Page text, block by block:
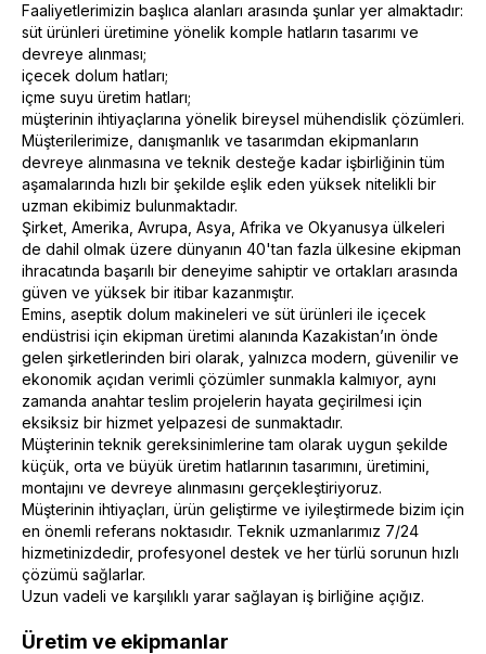
Faaliyetlerimizin başlıca alanları arasında şunlar yer almaktadır:
süt ürünleri üretimine yönelik komple hatların tasarımı ve
devreye alınması;
içecek dolum hatları;
içme suyu üretim hatları;
müşterinin ihtiyaçlarına yönelik bireysel mühendislik çözümleri.
Müşterilerimize, danışmanlık ve tasarımdan ekipmanların
devreye alınmasına ve teknik desteğe kadar işbirliğinin tüm
aşamalarında hızlı bir şekilde eşlik eden yüksek nitelikli bir
uzman ekibimiz bulunmaktadır.
Şirket, Amerika, Avrupa, Asya, Afrika ve Okyanusya ülkeleri
de dahil olmak üzere dünyanın 40'tan fazla ülkesine ekipman
ihracatında başarılı bir deneyime sahiptir ve ortakları arasında
güven ve yüksek bir itibar kazanmıştır.
Emins, aseptik dolum makineleri ve süt ürünleri ile içecek
endüstrisi için ekipman üretimi alanında Kazakistan’ın önde
gelen şirketlerinden biri olarak, yalnızca modern, güvenilir ve
ekonomik açıdan verimli çözümler sunmakla kalmıyor, aynı
zamanda anahtar teslim projelerin hayata geçirilmesi için
eksiksiz bir hizmet yelpazesi de sunmaktadır.
Müşterinin teknik gereksinimlerine tam olarak uygun şekilde
küçük, orta ve büyük üretim hatlarının tasarımını, üretimini,
montajını ve devreye alınmasını gerçekleştiriyoruz.
Müşterinin ihtiyaçları, ürün geliştirme ve iyileştirmede bizim için
en önemli referans noktasıdır. Teknik uzmanlarımız 7/24
hizmetinizdedir, profesyonel destek ve her türlü sorunun hızlı
çözümü sağlarlar.
Uzun vadeli ve karşılıklı yarar sağlayan iş birliğine açığız.
Üretim ve ekipmanlar